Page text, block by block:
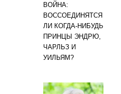
ВОЙНА:
ВОССОЕДИНЯТСЯ
ЛИ КОГДА-НИБУДЬ
ПРИНЦЫ ЭНДРЮ,
ЧАРЛЬЗ И
УИЛЬЯМ?